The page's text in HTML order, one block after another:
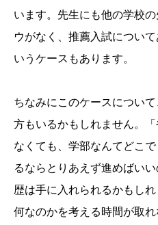
います。先生にも他の学校
ウがなく、推薦入試につい
いうケースもあります。
ちなみにこのケースについ
方もいるかもしれません。
なくても、学部なんてどこ
るならとりあえず進めばい
歴は手に入れられるかもし
何なのかを考える時間が取